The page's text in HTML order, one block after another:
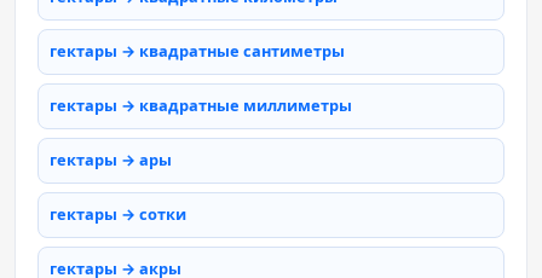
гектары → квадратные сантиметры
гектары → квадратные миллиметры
гектары → ары
гектары → сотки
гектары → акры